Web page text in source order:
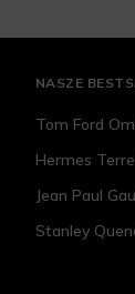
NASZE
Tom Ford
Hermes
Jean Paul
Stanley